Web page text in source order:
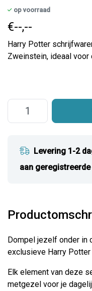
op voorraad
€--,--
Harry Potter
Zweinstein, ideaal
Levering 1-2
aan
Dompel jezelf onder in
exclusieve Harry
Elk element van deze
metgezel voor je